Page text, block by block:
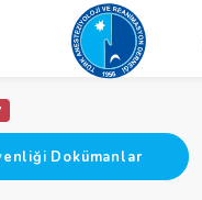
Dokümanlar